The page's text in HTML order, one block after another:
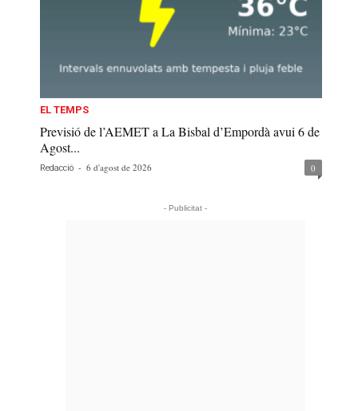
EL TEMPS
Previsió de l’AEMET a La Bisbal d’Empordà avui 6 de
Agost...
Redacció - 6 d'agost de 2026 0
- Publicitat -